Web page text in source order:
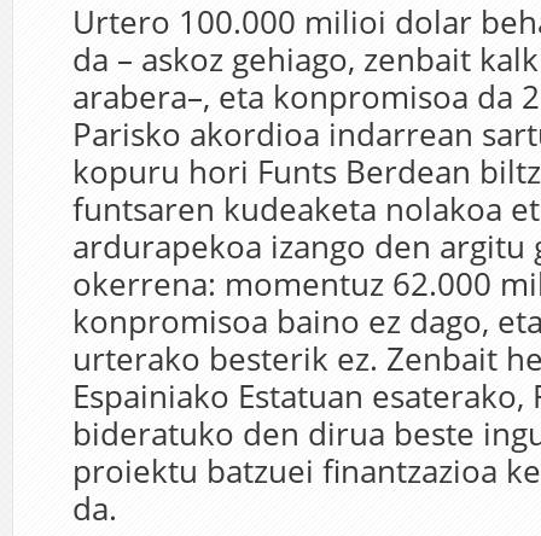
Urtero 100.000 milioi dolar
da – askoz gehiago, zenbait
arabera–, eta konpromisoa da
Parisko akordioa indarrean
kopuru hori Funts Berdean
funtsaren kudeaketa nolakoa
ardurapekoa izango den argitu
okerrena: momentuz 62.000
konpromisoa baino ez dago,
urterako besterik ez. Zenbait
Espainiako Estatuan esaterako,
bideratuko den dirua beste
proiektu batzuei finantzazioa
da.